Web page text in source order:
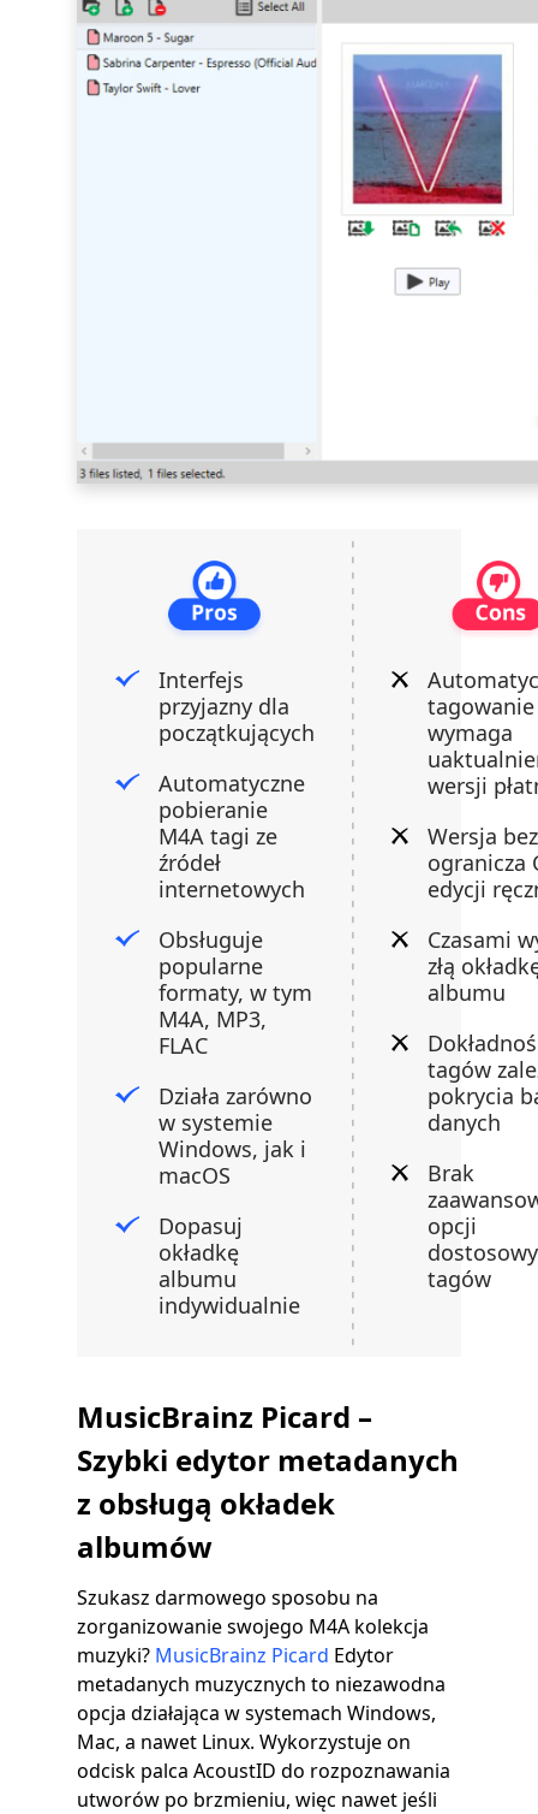
Interfejs
przyjazny dla
początkujących
Automatyczne
pobieranie
M4A tagi ze
źródeł
internetowych
Obsługuje
popularne
formaty, w tym
M4A, MP3,
FLAC
Działa zarówno
w systemie
Windows, jak i
macOS
Dopasuj
okładkę
albumu
indywidualnie
tagowanie
wymaga
wersji
Wersja
ogranicza
edycji
Czasami
złą
albumu
tagów
pokrycia
danych
Brak
opcji
tagów
MusicBrainz Picard –
Szybki edytor metadanych
z obsługą okładek
albumów
Szukasz darmowego sposobu na
zorganizowanie swojego M4A kolekcja
muzyki? MusicBrainz Picard Edytor
metadanych muzycznych to niezawodna
opcja działająca w systemach Windows,
Mac, a nawet Linux. Wykorzystuje on
odcisk palca AcoustID do rozpoznawania
utworów po brzmieniu, więc nawet jeśli